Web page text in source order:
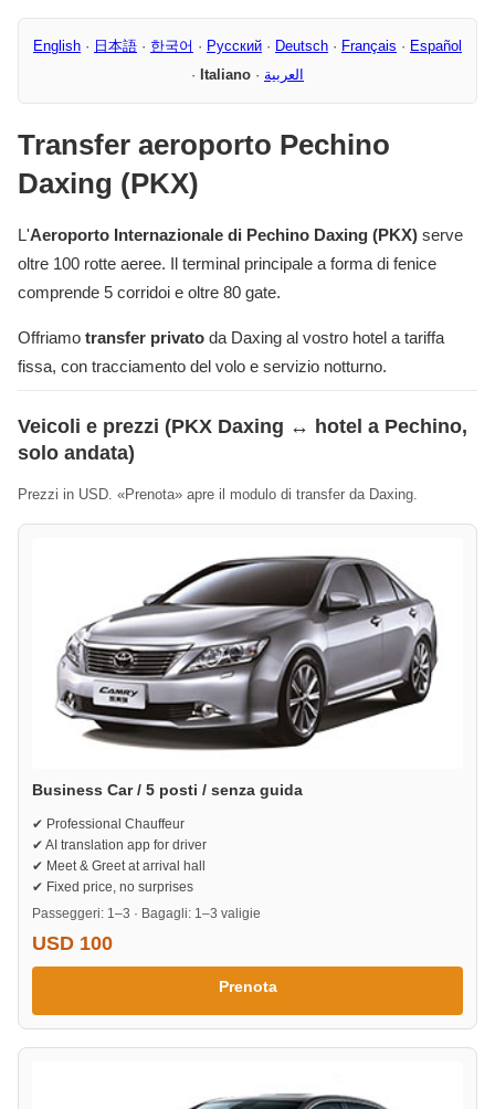
English · 日本語 · 한국어 · Русский · Deutsch · Français · Español
· Italiano · العربية
Transfer aeroporto Pechino
Daxing (PKX)
L'Aeroporto Internazionale di Pechino Daxing (PKX) serve
oltre 100 rotte aeree. Il terminal principale a forma di fenice
comprende 5 corridoi e oltre 80 gate.
Offriamo transfer privato da Daxing al vostro hotel a tariffa
fissa, con tracciamento del volo e servizio notturno.
Veicoli e prezzi (PKX Daxing ↔ hotel a Pechino,
solo andata)
Prezzi in USD. «Prenota» apre il modulo di transfer da Daxing.
Business Car / 5 posti / senza guida
✔ Professional Chauffeur
✔ AI translation app for driver
✔ Meet & Greet at arrival hall
✔ Fixed price, no surprises
Passeggeri: 1–3 · Bagagli: 1–3 valigie
USD 100
Prenota